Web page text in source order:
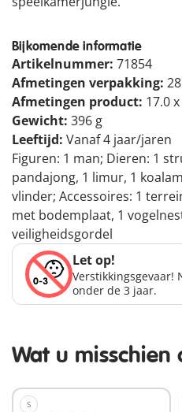
Bijkomende informatie
Artikelnummer: 71854
Afmetingen verpakking:
Afmetingen product: 17.0
Gewicht: 396 g
Leeftijd: Vanaf 4 jaar/jaren
Figuren: 1 man; Dieren: 1
pandajong, 1 limur, 1
vlinder; Accessoires: 1
met bodemplaat, 1
veiligheidsgordel
Let op!
Verstikkingsgevaar!
onder de 3 jaar.
Wat u misschien
S